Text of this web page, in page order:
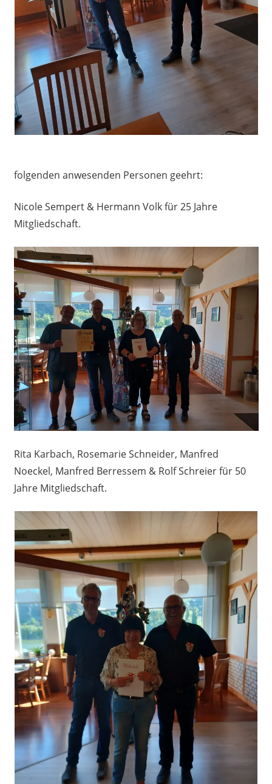
folgenden anwesenden Personen geehrt:
Nicole Sempert & Hermann Volk für 25 Jahre
Mitgliedschaft.
Rita Karbach, Rosemarie Schneider, Manfred
Noeckel, Manfred Berressem & Rolf Schreier für 50
Jahre Mitgliedschaft.